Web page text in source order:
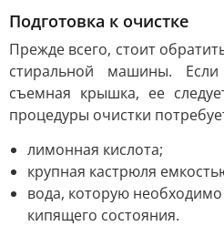
Подготовка к очистке
Прежде всего, стоит
стиральной машины.
съемная крышка, ее
процедуры очистки
лимонная кислота;
крупная кастрюля
вода, которую
кипящего состояния.